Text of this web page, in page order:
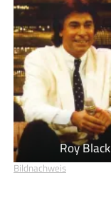
Roy Black
Bildnachweis